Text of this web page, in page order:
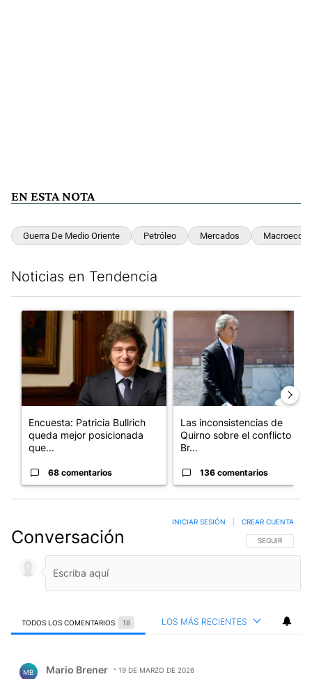
EN ESTA NOTA
Guerra De Medio Oriente Petróleo Mercados
Noticias en Tendencia
Un artículo de tendencia con el título "Encuesta: Patricia
Encuesta: Patricia Bullrich
queda mejor posicionada
que...
68 comentarios
Un artículo de tendencia con
Las inconsistencias de
Quirno sobre el conflicto con
Br...
136 comentarios
Conversación SIGA ESTA
SEGUIR
INICIAR SESIÓN CREAR CUENTA
TODOS LOS COMENTARIOS 18 LOS MÁS RECIENTES
MB Mario Brener 19 DE MARZO DE 2026